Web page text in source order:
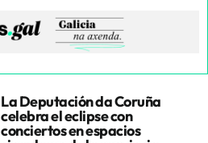
La Deputación da Coruña
celebra el eclipse con
conciertos en espacios